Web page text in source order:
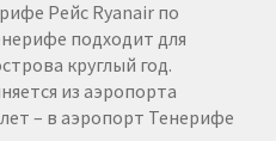
Рейс Ryanair по
подходит для
круглый год.
из аэропорта
– в аэропорт Тенерифе